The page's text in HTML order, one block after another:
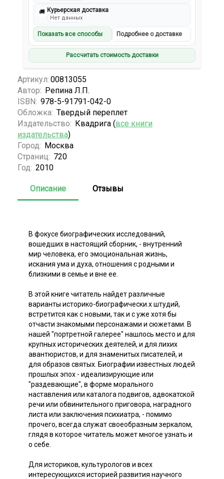
🚚 Курьерская доставка
Нет данных
Показать все способы Подробнее о доставке
Рассчитать стоимость доставки
Артикул: 00813055
Автор: Репина Л.П.
ISBN: 978-5-91791-042-0
Обложка: Твердый переплет
Издательство: Квадрига (все книги
издательства)
Город: Москва
Страниц: 720
Год: 2010
Описание Отзывы
В фокусе биографических исследований,
вошедших в настоящий сборник, - внутренний
мир человека, его эмоциональная жизнь,
искания ума и духа, отношения с родными и
близкими в семье и вне ее.
В этой книге читатель найдет различные
варианты историко-биографически.х штудий,
встретится как с новыми, так и с уже хотя бы
отчасти знакомыми персонажами и сюжетами. В
нашей "портретной галерее" нашлось место и для
крупных исторических деятелей, и для лихих
авантюристов, и для знаменитых писателей, и
для образов святых. Биографии известных людей
прошлых эпох - идеализирующие или
"раздевающие", в форме морального
наставления или каталога подвигов, адвокатской
речи или обвинительного приговора, наградного
листа или заключения психиатра, - помимо
прочего, всегда служат своеобразным зеркалом,
глядя в которое читатель может многое узнать и
о себе.
Для историков, культурологов и всех
интересующихся историей развития научного